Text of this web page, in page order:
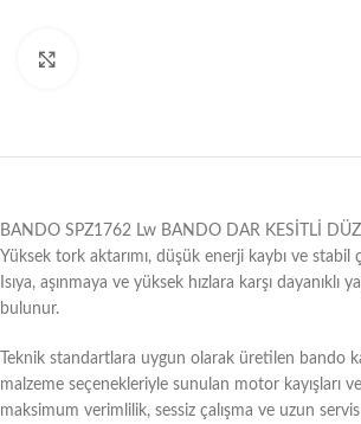
BANDO SPZ1762 Lw BANDO DAR KESİTLİ
Yüksek tork aktarımı, düşük enerji kaybı ve
Isıya, aşınmaya ve yüksek hızlara karşı
bulunur.
Teknik standartlara uygun olarak üretilen bando
malzeme seçenekleriyle sunulan motor kayışları
maksimum verimlilik, sessiz çalışma ve uzun